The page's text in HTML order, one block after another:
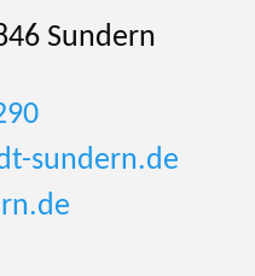
Sundern
sundern.de